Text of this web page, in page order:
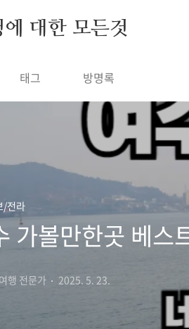
에 대한 모든것
태그 방명록
/전라
가볼만한곳 베스
행 전문가 2025. 5. 23.